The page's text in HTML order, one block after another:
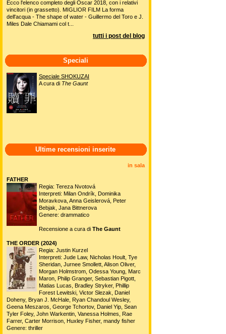
Ecco l'elenco completo degli Oscar 2018, con i relativi
vincitori (in grassetto). MIGLIOR FILM La forma
dell'acqua - The shape of water - Guillermo del Toro e J.
Miles Dale Chiamami col t...
tutti i post del blog
Speciali
Speciale SHOKUZAI
A cura di The Gaunt
Ultime recensioni inserite
in sala
FATHER
Regia: Tereza Nvotová
Interpreti: Milan Ondrík, Dominika
Moravkova, Anna Geislerová, Peter
Bebjak, Jana Bittnerova
Genere: drammatico
Recensione a cura di The Gaunt
THE ORDER (2024)
Regia: Justin Kurzel
Interpreti: Jude Law, Nicholas Hoult, Tye
Sheridan, Jurnee Smollett, Alison Oliver,
Morgan Holmstrom, Odessa Young, Marc
Maron, Philip Granger, Sebastian Pigott,
Matias Lucas, Bradley Stryker, Phillip
Forest Lewitski, Victor Slezak, Daniel
Doheny, Bryan J. McHale, Ryan Chandoul Wesley,
Geena Meszaros, George Tchortov, Daniel Yip, Sean
Tyler Foley, John Warkentin, Vanessa Holmes, Rae
Farrer, Carter Morrison, Huxley Fisher, mandy fisher
Genere: thriller